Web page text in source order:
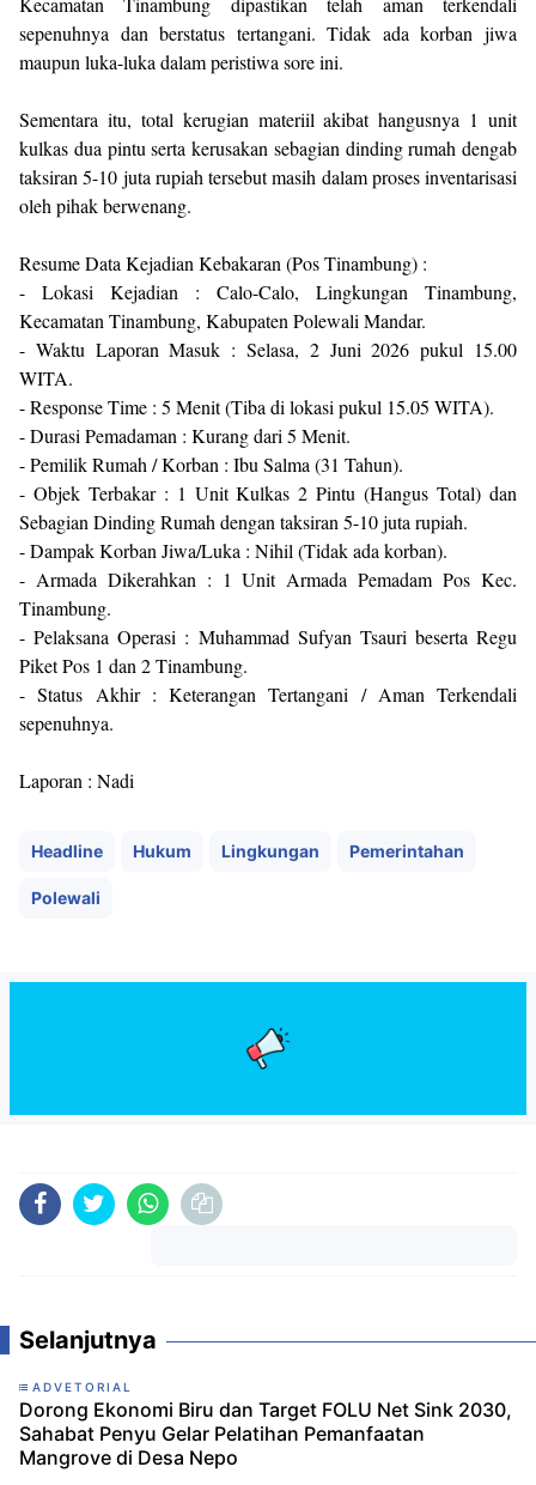
sepenuhnya dan berstatus tertangani. Tidak ada korban jiwa
maupun luka-luka dalam peristiwa sore ini.
Sementara itu, total kerugian materiil akibat hangusnya 1 unit
kulkas dua pintu serta kerusakan sebagian dinding rumah dengab
taksiran 5-10 juta rupiah tersebut masih dalam proses inventarisasi
oleh pihak berwenang.
​Resume Data Kejadian Kebakaran (Pos Tinambung) :
- ​Lokasi Kejadian : Calo-Calo, Lingkungan Tinambung,
Kecamatan Tinambung, Kabupaten Polewali Mandar.
- ​Waktu Laporan Masuk : Selasa, 2 Juni 2026 pukul 15.00
WITA.
- ​Response Time : 5 Menit (Tiba di lokasi pukul 15.05 WITA).
- ​Durasi Pemadaman : Kurang dari 5 Menit.
- ​Pemilik Rumah / Korban : Ibu Salma (31 Tahun).
- ​Objek Terbakar : 1 Unit Kulkas 2 Pintu (Hangus Total) dan
Sebagian Dinding Rumah dengan taksiran 5-10 juta rupiah.
- ​Dampak Korban Jiwa/Luka : Nihil (Tidak ada korban).
- ​Armada Dikerahkan : 1 Unit Armada Pemadam Pos Kec.
Tinambung.
- ​Pelaksana Operasi : Muhammad Sufyan Tsauri beserta Regu
Piket Pos 1 dan 2 Tinambung.
- ​Status Akhir : Keterangan Tertangani / Aman Terkendali
sepenuhnya.
Laporan : Nadi
Headline Hukum Lingkungan Pemerintahan
Polewali
Selanjutnya
ADVETORIAL
Dorong Ekonomi Biru dan Target FOLU Net Sink 2030,
Sahabat Penyu Gelar Pelatihan Pemanfaatan
Mangrove di Desa Nepo